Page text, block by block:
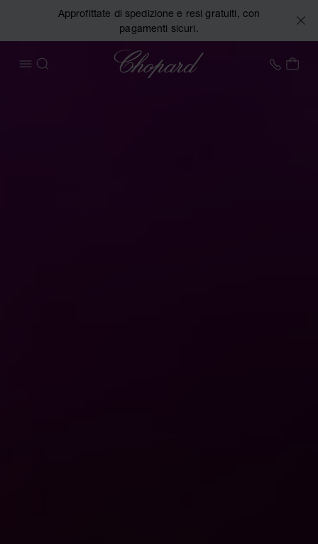
Approfittate di spedizione e resi gratuiti, con
pagamenti sicuri.
APRIRE IL MENU
CERCA
Chopard +41
IL